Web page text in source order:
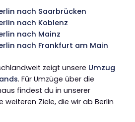
nach Saarbrücken
nach Koblenz
nach Mainz
nach Frankfurt am Main
zeigt unsere Umzug
. Für Umzüge über die
findest du in unserer
weiteren Ziele, die wir ab Berlin